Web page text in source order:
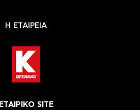
Η ΕΤΑΙΡΕΙΑ
ΕΤΑΙΡΙΚΟ SITE